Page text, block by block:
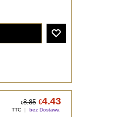
€8.85 €4.43
TTC bez Dostawa